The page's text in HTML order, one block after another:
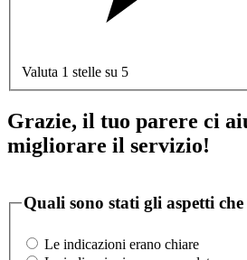
Valuta 1 stelle su 5
Grazie, il tuo parere ci
migliorare il servizio!
Quali sono stati gli aspetti
Le indicazioni erano chiare